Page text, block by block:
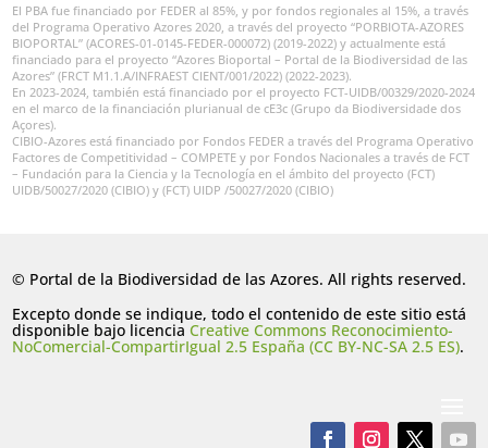
El PBA fue financiado por FEDER al 85%, y por fondos regionales al 15%, a través
del Programa Operativo Azores 2020, a través del proyecto “PORBIOTA-AZORES
BIOPORTAL” (ACORES-01-0145-FEDER-000072) (2019-2022) y actualmente está
financiado para el proyecto “Azores Bioportal – Portal de la Biodiversidad de las
Azores” (FRCT M1.1.A/INFRAEST CIENT/001/2022) (2022-2023).
En 2023-2024, también está financiado por el proyecto FCT-UIDB/00329/2020-2024
en el marco de la financiación plurianual de cE3c (Grupo da Biodiversidade dos
Açores).
CIBIO-Azores está financiado por Fondos FEDER a través del Programa Operativo
Factores de Competitividad – COMPETE y por Fondos Nacionales a través de FCT
– Fundación para la Ciencia y la Tecnología en el ámbito del proyecto (FCT)
UIDB/50027/2020 (CIBIO) y (FCT) UIDP /50027/2020 (CIBIO)
© Portal de la Biodiversidad de las Azores. All rights reserved.
Excepto donde se indique, todo el contenido de este sitio está
disponible bajo licenciaCreative Commons Reconocimiento-
NoComercial-CompartirIgual 2.5 España (CC BY-NC-SA 2.5 ES).